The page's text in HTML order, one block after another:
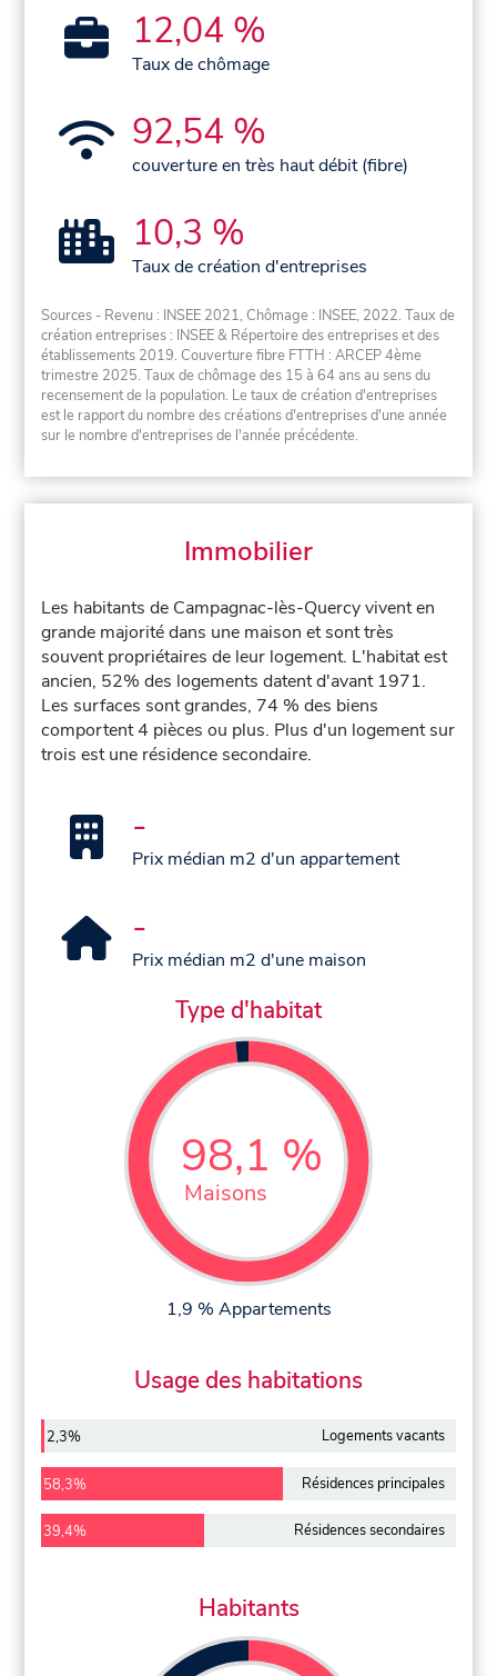
12,04 %
Taux de chômage
92,54 %
couverture en très haut débit (fibre)
10,3 %
Taux de création d'entreprises
Sources - Revenu : INSEE 2021, Chômage : INSEE, 2022. Taux de
création entreprises : INSEE & Répertoire des entreprises et des
établissements 2019. Couverture fibre FTTH : ARCEP 4ème
trimestre 2025. Taux de chômage des 15 à 64 ans au sens du
recensement de la population. Le taux de création d'entreprises
est le rapport du nombre des créations d'entreprises d'une année
sur le nombre d'entreprises de l'année précédente.
Immobilier
Les habitants de Campagnac-lès-Quercy vivent en
grande majorité dans une maison et sont très
souvent propriétaires de leur logement. L'habitat est
ancien, 52% des logements datent d'avant 1971.
Les surfaces sont grandes, 74 % des biens
comportent 4 pièces ou plus. Plus d'un logement sur
trois est une résidence secondaire.
-
Prix médian m2 d'un appartement
-
Prix médian m2 d'une maison
Type d'habitat
98,1 %
Maisons
1,9 % Appartements
Usage des habitations
2,3% Logements vacants
58,3% Résidences principales
39,4% Résidences secondaires
Habitants